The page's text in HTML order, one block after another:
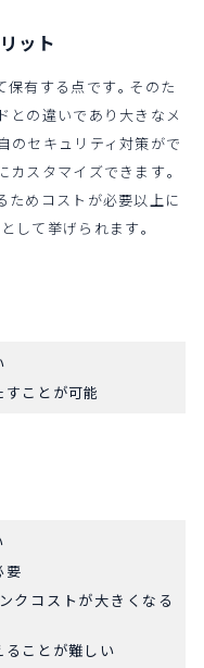
ット
保有する点です。そのた
との違いであり大きなメ
のセキュリティ対策がで
カスタマイズできます。
ためコストが必要以上に
して挙げられます。
すことが可能
要
クコストが大きくなる
ことが難しい